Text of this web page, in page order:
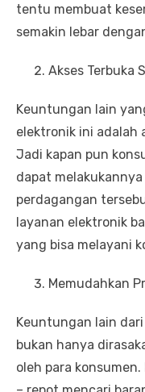
tentu membuat
semakin lebar
Akses Terbuka
Keuntungan lain
elektronik ini adalah
Jadi kapan pun
dapat
perdagangan
layanan elektronik
yang bisa melayani
Memudahkan
Keuntungan lain
bukan hanya
oleh para